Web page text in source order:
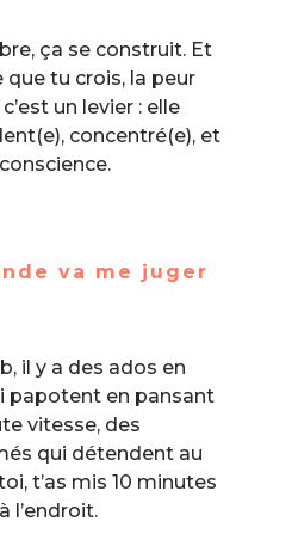
ça se construit. Et
tu crois, la peur
c’est un levier : elle
concentré(e), et
va me juger
il y a des ados en
papotent en pansant
vitesse, des
qui détendent au
t’as mis 10 minutes
l’endroit.